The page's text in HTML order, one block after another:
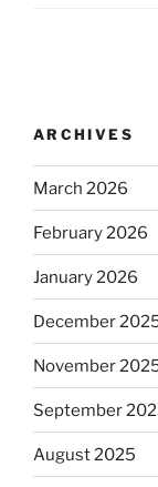
ARCHIVES
March 2026
February 2026
January 2026
December
November
September
August 2025